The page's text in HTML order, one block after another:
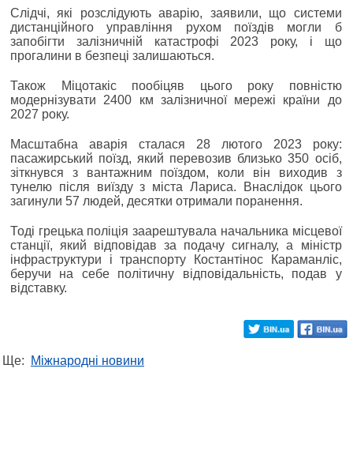
Слідчі, які розслідують аварію, заявили, що системи
дистанційного управління рухом поїздів могли б
запобігти залізничній катастрофі 2023 року, і що
прогалини в безпеці залишаються.
Також Міцотакіс пообіцяв цього року повністю
модернізувати 2400 км залізничної мережі країни до
2027 року.
Масштабна аварія сталася 28 лютого 2023 року:
пасажирський поїзд, який перевозив близько 350 осіб,
зіткнувся з вантажним поїздом, коли він виходив з
тунелю після виїзду з міста Лариса. Внаслідок цього
загинули 57 людей, десятки отримали поранення.
Тоді грецька поліція заарештувала начальника місцевої
станції, який відповідав за подачу сигналу, а міністр
інфраструктури і транспорту Костантінос Караманліс,
беручи на себе політичну відповідальність, подав у
відставку.
Ще: Міжнародні новини